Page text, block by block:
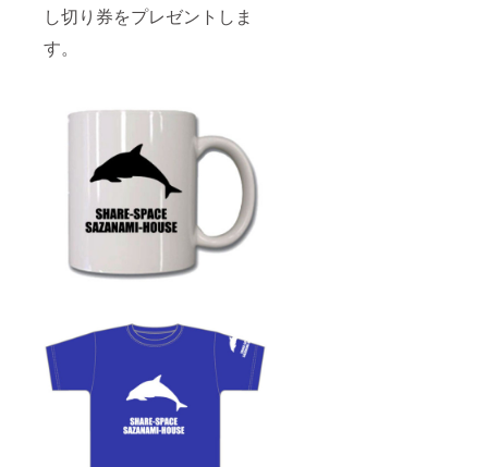
し切り券をプレゼントしま
す。